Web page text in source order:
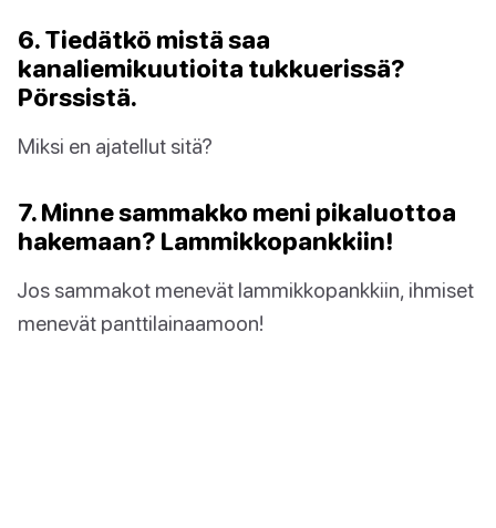
6. Tiedätkö mistä saa
kanaliemikuutioita tukkuerissä?
Pörssistä.
Miksi en ajatellut sitä?
7. Minne sammakko meni pikaluottoa
hakemaan? Lammikkopankkiin!
Jos sammakot menevät lammikkopankkiin, ihmiset
menevät panttilainaamoon!